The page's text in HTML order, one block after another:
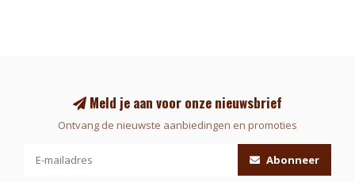
Meld je aan voor onze nieuwsbrief
Ontvang de nieuwste aanbiedingen en promoties
Abonneer